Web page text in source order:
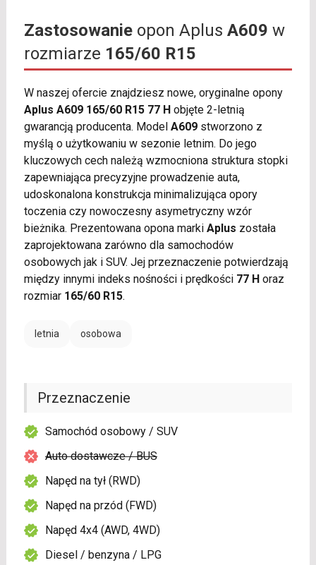
Zastosowanieopon Aplus A609 w
rozmiarze 165/60 R15
W naszej ofercie znajdziesz nowe, oryginalne opony
Aplus A609 165/60 R15 77 Hobjęte 2-letnią
gwarancją producenta. Model A609stworzono z
myślą o użytkowaniu w sezonie letnim. Do jego
kluczowych cech należą wzmocniona struktura stopki
zapewniająca precyzyjne prowadzenie auta,
udoskonalona konstrukcja minimalizująca opory
toczenia czy nowoczesny asymetryczny wzór
bieżnika. Prezentowana opona marki Aplus została
zaprojektowana zarówno dla samochodów
osobowych jak i SUV. Jej przeznaczenie potwierdzają
między innymi indeks nośności i prędkości 77 Horaz
rozmiar 165/60 R15.
letnia osobowa
Przeznaczenie
Samochód osobowy / SUV
Auto dostawcze / BUS
Napęd na tył (RWD)
Napęd na przód (FWD)
Napęd 4x4 (AWD, 4WD)
Diesel / benzyna / LPG